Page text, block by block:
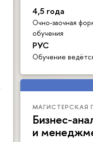
4,5 года
Очно-заочная
обучения
РУС
Обучение
МАГИСТЕРСКАЯ
Бизнес-
и